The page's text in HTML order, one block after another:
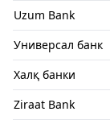
Uzum Bank
Универсал банк
Халқ банки
Ziraat Bank